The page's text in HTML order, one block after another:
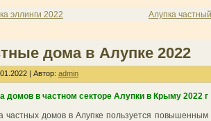
эллинги 2022 Алупка
дома в Алупке 2022
| Автор: admin
домов в частном секторе Алупки в Крыму 2022 г
частных домов в Алупке пользуется